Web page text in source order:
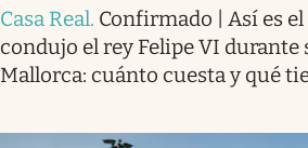
Casa Real. Confirmado | Así es
condujo el rey Felipe VI durante
Mallorca: cuánto cuesta y qué